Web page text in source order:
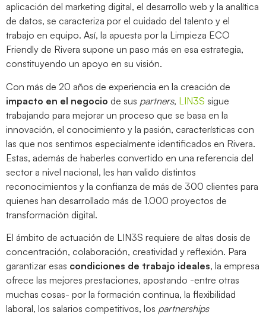
aplicación del marketing digital, el desarrollo web y la analítica
de datos, se caracteriza por el cuidado del talento y el
trabajo en equipo. Así, la apuesta por la Limpieza ECO
Friendly de Rivera supone un paso más en esa estrategia,
constituyendo un apoyo en su visión.
Con más de 20 años de experiencia en la creación de
impacto en el negocio de sus partners, LIN3S sigue
trabajando para mejorar un proceso que se basa en la
innovación, el conocimiento y la pasión, características con
las que nos sentimos especialmente identificados en Rivera.
Estas, además de haberles convertido en una referencia del
sector a nivel nacional, les han valido distintos
reconocimientos y la confianza de más de 300 clientes para
quienes han desarrollado más de 1.000 proyectos de
transformación digital.
El ámbito de actuación de LIN3S requiere de altas dosis de
concentración, colaboración, creatividad y reflexión. Para
garantizar esas condiciones de trabajo ideales, la empresa
ofrece las mejores prestaciones, apostando -entre otras
muchas cosas- por la formación continua, la flexibilidad
laboral, los salarios competitivos, los partnerships